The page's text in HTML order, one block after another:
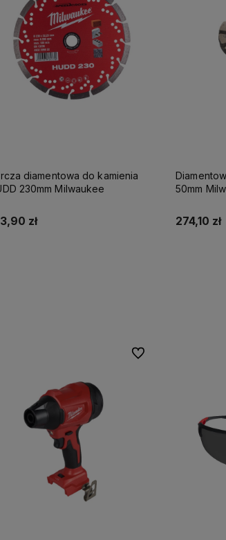
diamentowa do kamienia
230mm Milwaukee
zł
50mm
274,10 zł
Do ulubionych